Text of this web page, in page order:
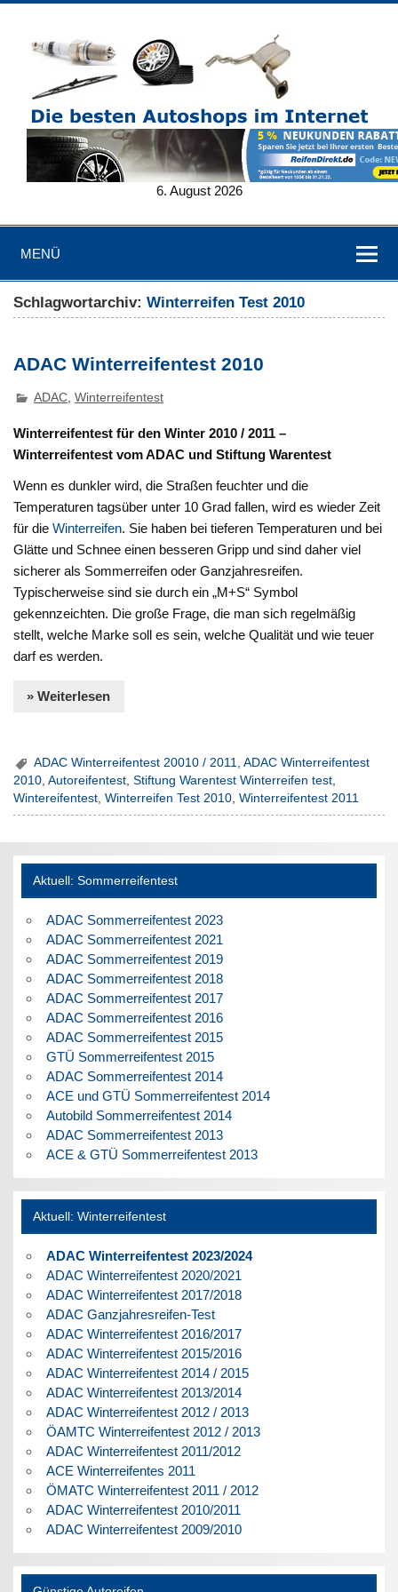
6. August 2026
MENÜ
Schlagwortarchiv:Winterreifen Test 2010
ADAC Winterreifentest 2010
ADAC ,Winterreifentest
Winterreifentest für den Winter 2010 / 2011 –
Winterreifentest vom ADAC und Stiftung Warentest
Wenn es dunkler wird, die Straßen feuchter und die
Temperaturen tagsüber unter 10 Grad fallen, wird es wieder Zeit
für dieWinterreifen. Sie haben bei tieferen Temperaturen und bei
Glätte und Schnee einen besseren Gripp und sind daher viel
sicherer als Sommerreifen oder Ganzjahresreifen.
Typischerweise sind sie durch ein „M+S“ Symbol
gekennzeichten. Die große Frage, die man sich regelmäßig
stellt, welche Marke soll es sein, welche Qualität und wie teuer
darf es werden.
» Weiterlesen
ADAC Winterreifentest 20010 / 2011 ,ADAC Winterreifentest
2010,Autoreifentest,Stiftung Warentest Winterreifen test,
Wintereifentest,Winterreifen Test 2010,Winterreifentest 2011
Aktuell: Sommerreifentest
ADAC Sommerreifentest 2023
ADAC Sommerreifentest 2021
ADAC Sommerreifentest 2019
ADAC Sommerreifentest 2018
ADAC Sommerreifentest 2017
ADAC Sommerreifentest 2016
ADAC Sommerreifentest 2015
GTÜ Sommerreifentest 2015
ADAC Sommerreifentest 2014
ACE und GTÜ Sommerreifentest 2014
Autobild Sommerreifentest 2014
ADAC Sommerreifentest 2013
ACE & GTÜ Sommerreifentest 2013
Aktuell: Winterreifentest
ADAC Winterreifentest 2023/2024
ADAC Winterreifentest 2020/2021
ADAC Winterreifentest 2017/2018
ADAC Ganzjahresreifen-Test
ADAC Winterreifentest 2016/2017
ADAC Winterreifentest 2015/2016
ADAC Winterreifentest 2014 / 2015
ADAC Winterreifentest 2013/2014
ADAC Winterreifentest 2012 / 2013
ÖAMTC Winterreifentest 2012 / 2013
ADAC Winterreifentest 2011/2012
ACE Winterreifentes 2011
ÖMATC Winterreifentest 2011 / 2012
ADAC Winterreifentest 2010/2011
ADAC Winterreifentest 2009/2010